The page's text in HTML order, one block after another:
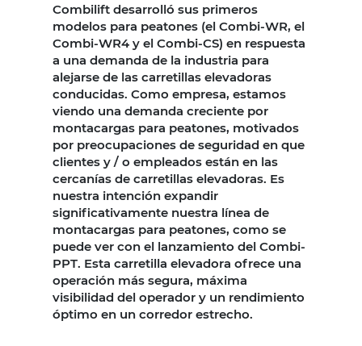
Combilift desarrolló sus primeros
modelos para peatones (el Combi-WR, el
Combi-WR4 y el Combi-CS) en respuesta
a una demanda de la industria para
alejarse de las carretillas elevadoras
conducidas. Como empresa, estamos
viendo una demanda creciente por
montacargas para peatones, motivados
por preocupaciones de seguridad en que
clientes y / o empleados están en las
cercanías de carretillas elevadoras. Es
nuestra intención expandir
significativamente nuestra línea de
montacargas para peatones, como se
puede ver con el lanzamiento del Combi-
PPT. Esta carretilla elevadora ofrece una
operación más segura, máxima
visibilidad del operador y un rendimiento
óptimo en un corredor estrecho.